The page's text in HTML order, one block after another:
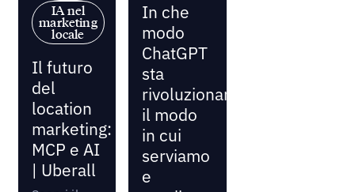
IA nel
marketing
locale
Il futuro
del
location
marketing:
MCP e AI
| Uberall
In che
modo
ChatGPT
sta
rivoluzionando
il modo
in cui
serviamo
e